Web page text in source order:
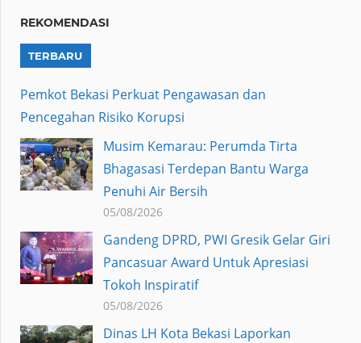
REKOMENDASI
TERBARU
Pemkot Bekasi Perkuat Pengawasan dan
Pencegahan Risiko Korupsi
Musim Kemarau: Perumda Tirta
Bhagasasi Terdepan Bantu Warga
Penuhi Air Bersih
05/08/2026
Gandeng DPRD, PWI Gresik Gelar Giri
Pancasuar Award Untuk Apresiasi
Tokoh Inspiratif
05/08/2026
Dinas LH Kota Bekasi Laporkan